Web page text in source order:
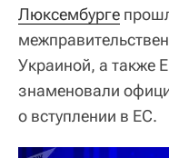
Люксембурге
Украиной, а также
знаменовали
о вступлении в ЕС.